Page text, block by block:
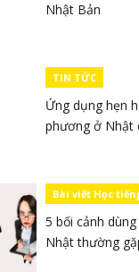
Nhật Bản
TIN TỨC
Ứng dụng hẹn
phương ở Nhật
Bài viết Học
5 bối cảnh
Nhật thường